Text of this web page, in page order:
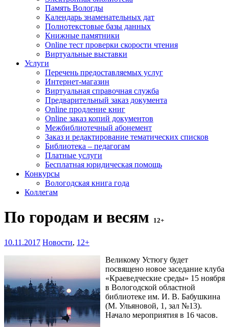
Память Вологды
Календарь знаменательных дат
Полнотекстовые базы данных
Книжные памятники
Online тест проверки скорости чтения
Виртуальные выставки
Услуги
Перечень предоставляемых услуг
Интернет-магазин
Виртуальная справочная служба
Предварительный заказ документа
Online продление книг
Online заказ копий документов
Межбиблиотечный абонемент
Заказ и редактирование тематических списков
Библиотека – педагогам
Платные услуги
Бесплатная юридическая помощь
Конкурсы
Вологодская книга года
Коллегам
По городам и весям 12+
10.11.2017 Новости, 12+
Великому Устюгу будет
посвящено новое заседание клуба
«Краеведческие среды» 15 ноября
в Вологодской областной
библиотеке им. И. В. Бабушкина
(М. Ульяновой, 1, зал №13).
Начало мероприятия в 16 часов.